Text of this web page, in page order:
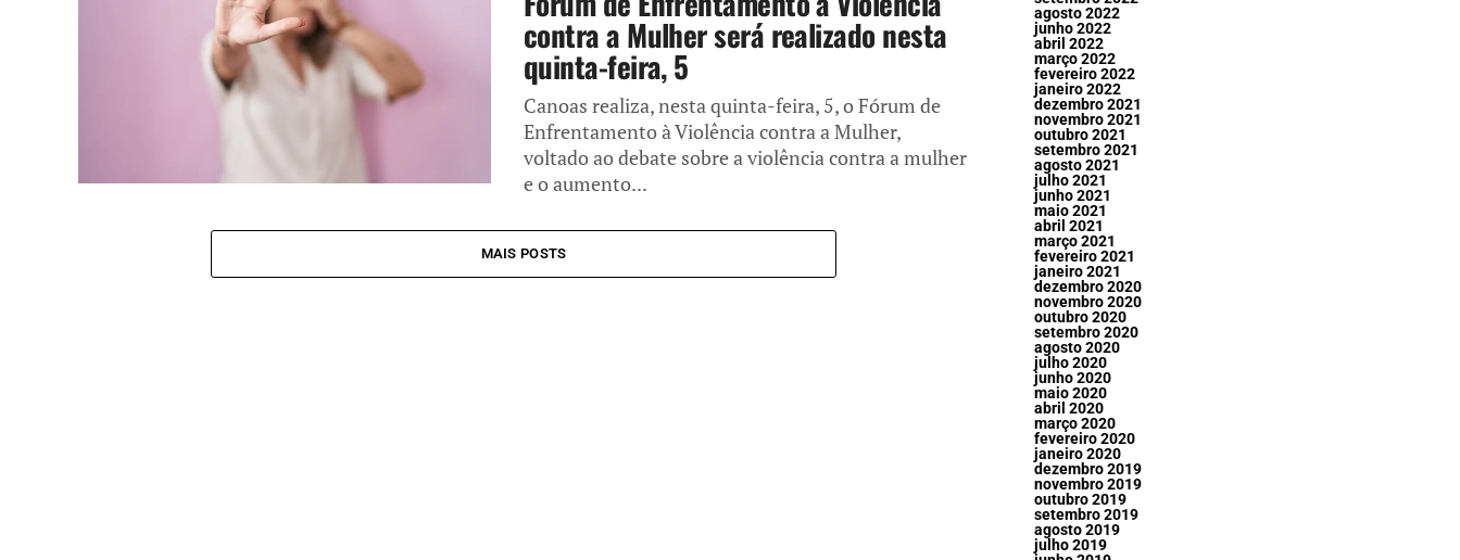
contra a Mulher será realizado nesta
quinta-feira, 5
Canoas realiza, nesta quinta-feira, 5, o Fórum de
Enfrentamento à Violência contra a Mulher,
voltado ao debate sobre a violência contra a mulher
e o aumento...
MAIS POSTS
agosto 2022
junho 2022
abril 2022
março 2022
fevereiro 2022
janeiro 2022
dezembro 2021
novembro 2021
outubro 2021
setembro 2021
agosto 2021
julho 2021
junho 2021
maio 2021
abril 2021
março 2021
fevereiro 2021
janeiro 2021
dezembro 2020
novembro 2020
outubro 2020
setembro 2020
agosto 2020
julho 2020
junho 2020
maio 2020
abril 2020
março 2020
fevereiro 2020
janeiro 2020
dezembro 2019
novembro 2019
outubro 2019
setembro 2019
agosto 2019
julho 2019